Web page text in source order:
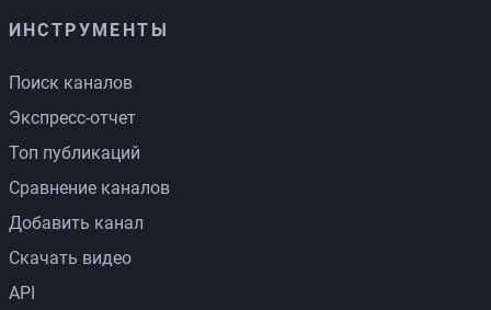
ИНСТРУМЕНТЫ
Поиск каналов
Экспресс-отчет
Топ публикаций
Сравнение каналов
Добавить канал
Скачать видео
API